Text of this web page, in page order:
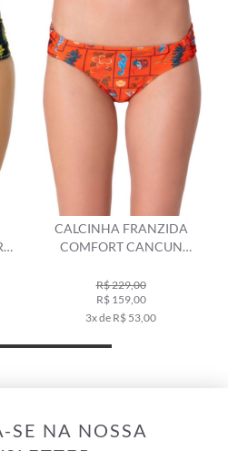
COMFORT CANCUN
VERMELHO
R$ 229,00
3x de R$ 53,00
31% OFF